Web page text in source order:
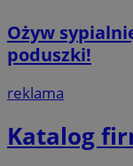
Ożyw
poduszki!
reklama
Katalog